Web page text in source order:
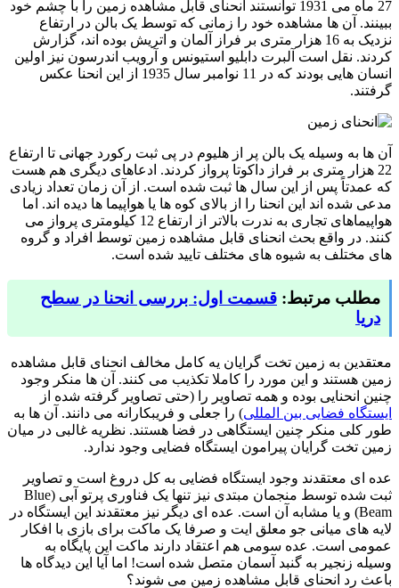
27 ماه می 1931 توانستند انحنای قابل مشاهده زمین را با چشم خود
ببینند. آن ها مشاهده خود را زمانی که توسط یک بالن در ارتفاع
نزدیک به 16 هزار متری بر فراز آلمان و اتریش بوده اند، گزارش
کردند. نقل است آلبرت دابلیو استیونس و آرویب اندرسون نیز اولین
انسان هایی بودند که در 11 نوامبر سال 1935 از این انحنا عکس
گرفتند.
آن ها به وسیله یک بالن پر از هلیوم در پی ثبت رکورد جهانی تا ارتفاع
22 هزار متری بر فراز داکوتا پرواز کردند. ادعاهای دیگری هم هست
که عمدتاً پس از این سال ها ثبت شده است. از آن زمان تعداد زیادی
مدعی شده اند این انحنا را از بالای کوه ها یا هواپیما ها دیده اند. اما
هواپیماهای تجاری به ندرت بالاتر از ارتفاع 12 کیلومتری پرواز می
کنند. در واقع بحث انحنای قابل مشاهده زمین توسط افراد و گروه
های مختلف به شیوه های مختلف تایید شده است.
مطلب مرتبط: قسمت اول: بررسی انحنا در سطح
دریا
معتقدین به زمین تخت گرایان یه کامل مخالف انحنای قابل مشاهده
زمین هستند و این مورد را کاملا تکذیب می کنند. آن ها منکر وجود
چنین انحنایی بوده و همه تصاویر را (حتی تصاویر گرفته شده از
ایستگاه فضایی بین المللی) را جعلی و فریبکارانه می دانند. آن ها به
طور کلی منکر چنین ایستگاهی در فضا هستند. نظریه غالبی در میان
زمین تخت گرایان پیرامون ایستگاه فضایی وجود ندارد.
عده ای معتقدند وجود ایستگاه فضایی به کل دروغ است و تصاویر
ثبت شده توسط منجمان مبتدی نیز تنها یک فناوری پرتو آبی (Blue
Beam) و یا مشابه آن است. عده ای دیگر نیز معتقدند این ایستگاه در
لایه های میانی جو معلق ایت و صرفا یک ماکت برای بازی با افکار
عمومی است. عده سومی هم اعتقاد دارند ماکت این پایگاه به
وسیله زنجیر به گنبد آسمان متصل شده است! اما آیا این دیدگاه ها
باعث رد انحنای قابل مشاهده زمین می شوند؟